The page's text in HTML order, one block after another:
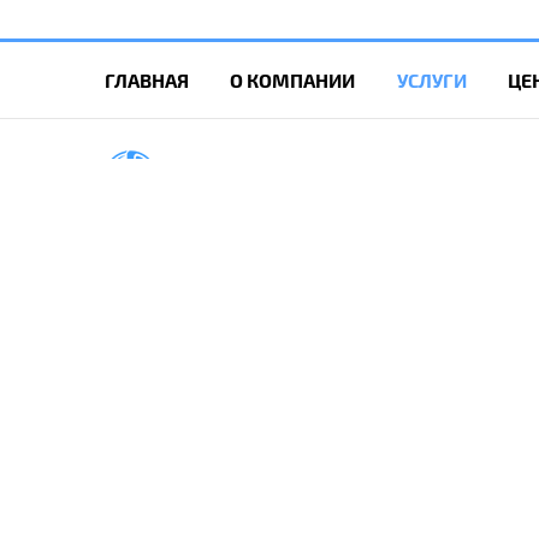
ГЛАВНАЯ О КОМПАНИИ УСЛУГИ